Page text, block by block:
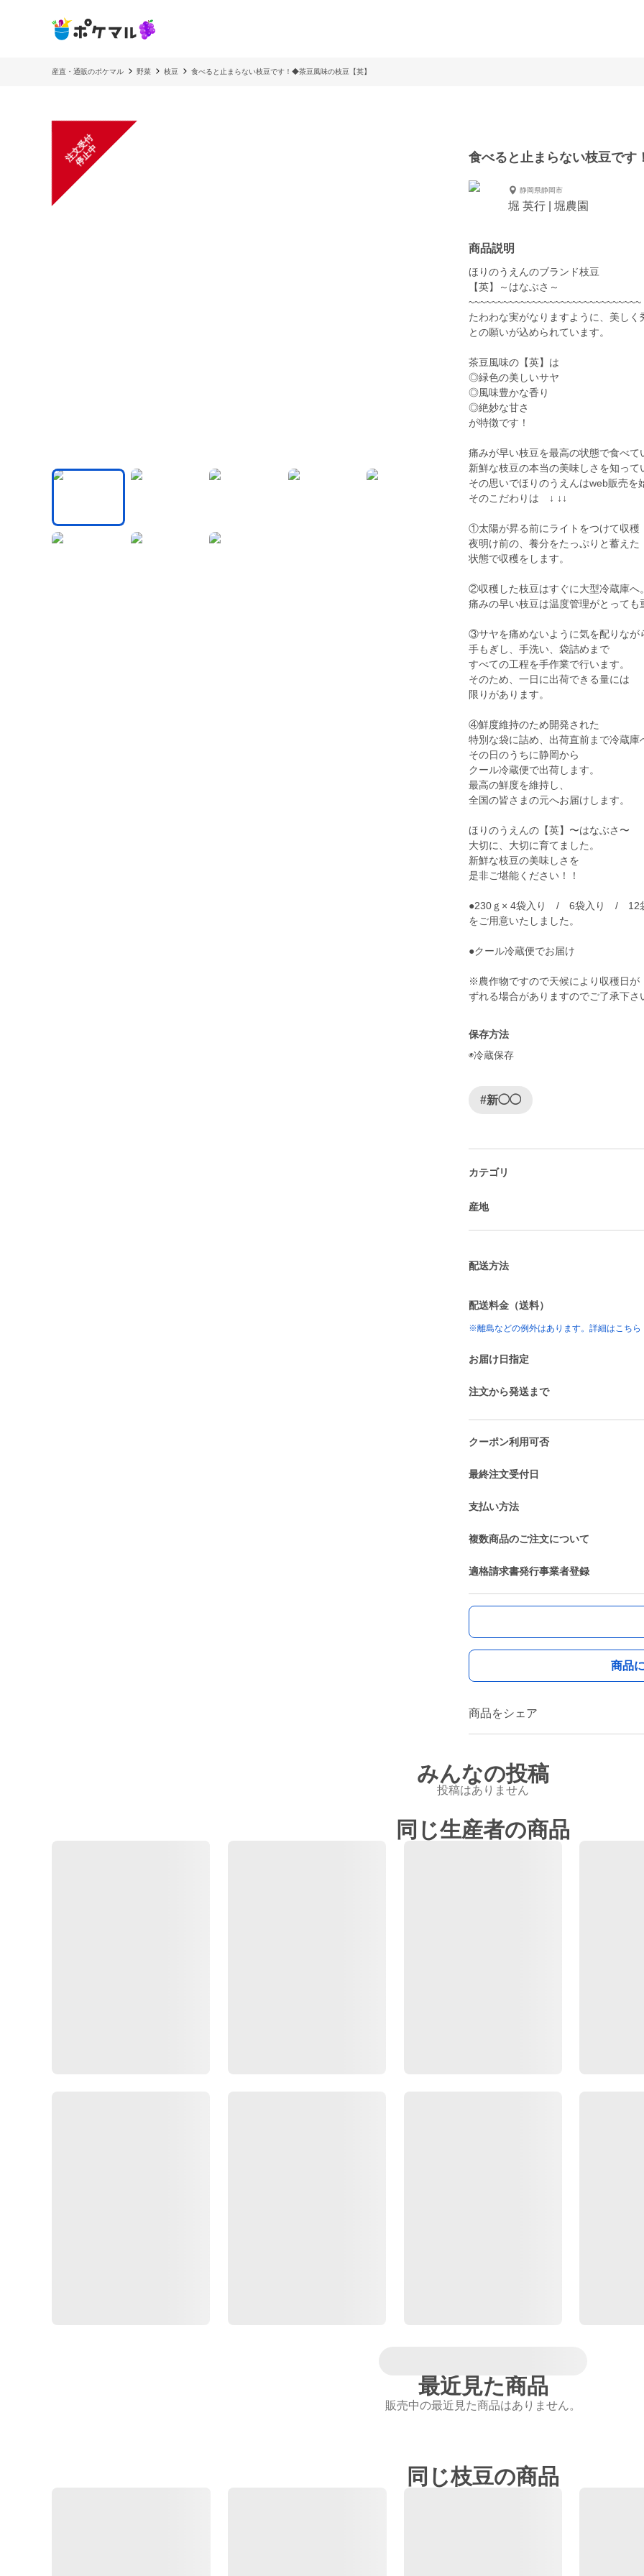
産直・通販のポケマル 野菜 枝豆 食べると止まらない枝豆です！◆茶豆風味の枝豆【英】
注
文
受
付
停
止
中 食べると止まらない枝豆です
静岡県静岡市
堀 英行 | 堀農園
商品説明
ほりのうえんのブランド枝豆
【英】～はなぶさ～
~~~~~~~~~~~~~~~~~~~~~~~~~~~~~~
たわわな実がなりますように、美しく
との願いが込められています。
茶豆風味の【英】は
◎緑色の美しいサヤ
◎風味豊かな香り
◎絶妙な甘さ
が特徴です！
痛みが早い枝豆を最高の状態で食べて
新鮮な枝豆の本当の美味しさを知って
その思いでほりのうえんはweb販売を
そのこだわりは ↓ ↓↓
①太陽が昇る前にライトをつけて収穫
夜明け前の、養分をたっぷりと蓄えた
状態で収穫をします。
②収穫した枝豆はすぐに大型冷蔵庫へ。
痛みの早い枝豆は温度管理がとっても
③サヤを痛めないように気を配りなが
手もぎし、手洗い、袋詰めまで
すべての工程を手作業で行います。
そのため、一日に出荷できる量には
限りがあります。
④鮮度維持のため開発された
特別な袋に詰め、出荷直前まで冷蔵庫
その日のうちに静岡から
クール冷蔵便で出荷します。
最高の鮮度を維持し、
全国の皆さまの元へお届けします。
ほりのうえんの【英】〜はなぶさ〜
大切に、大切に育てました。
新鮮な枝豆の美味しさを
是非ご堪能ください！！
●230ｇ× 4袋入り / 6袋入り / 12
をご用意いたしました。
●クール冷蔵便でお届け
※農作物ですので天候により収穫日が
ずれる場合がありますのでご了承下さ
保存方法
◉冷蔵保存
#新◯◯
カテゴリ
産地
配送方法
配送料金（送料）
※離島などの例外はあります。詳細はこちら
お届け日指定
注文から発送まで
クーポン利用可否
最終注文受付日
支払い方法
複数商品のご注文について
適格請求書発行事業者登録
商品
商品をシェア
みんなの投稿
投稿はありません
同じ生産者の商品
最近見た商品
販売中の最近見た商品はありません。
同じ枝豆の商品